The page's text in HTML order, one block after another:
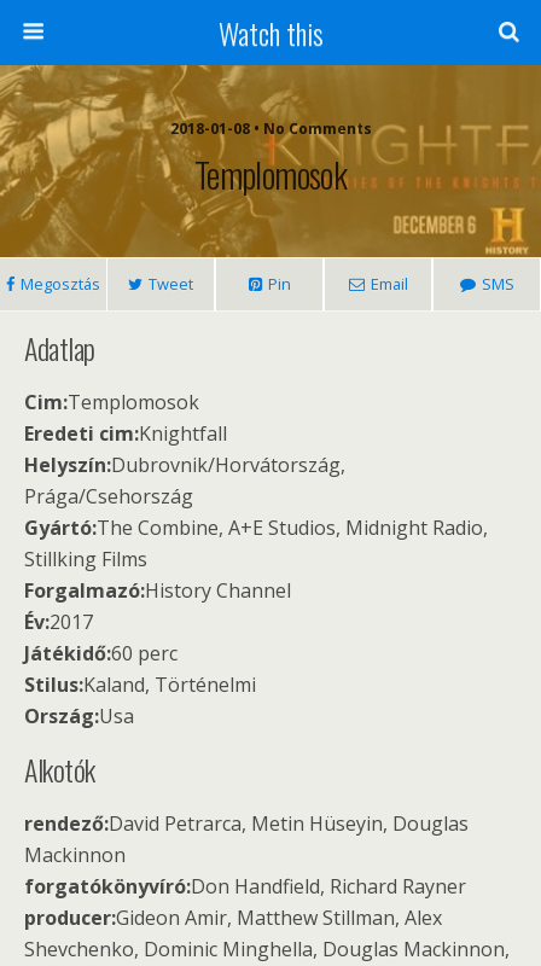
Watch this
2018-01-08 • No Comments
Templomosok
Megosztás Tweet Pin Email SMS
Adatlap
Cim:Templomosok
Eredeti cim:Knightfall
Helyszín:Dubrovnik/Horvátország,
Prága/Csehország
Gyártó:The Combine, A+E Studios, Midnight Radio,
Stillking Films
Forgalmazó:History Channel
Év:2017
Játékidő:60 perc
Stilus:Kaland, Történelmi
Ország:Usa
Alkotók
rendező:David Petrarca, Metin Hüseyin, Douglas
Mackinnon
forgatókönyvíró:Don Handfield, Richard Rayner
producer:Gideon Amir, Matthew Stillman, Alex
Shevchenko, Dominic Minghella, Douglas Mackinnon,